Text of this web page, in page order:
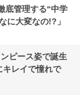
底管理する“中学
に大変なの!?」
ピース姿で誕生
キレイで憧れで